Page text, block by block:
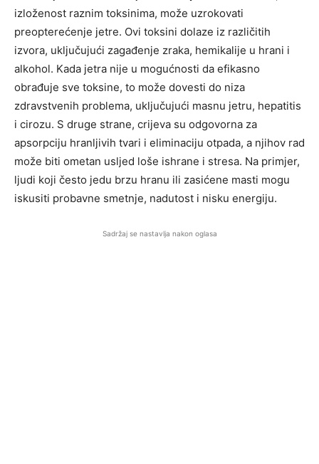
izloženost raznim toksinima, može uzrokovati
preopterećenje jetre. Ovi toksini dolaze iz različitih
izvora, uključujući zagađenje zraka, hemikalije u hrani i
alkohol. Kada jetra nije u mogućnosti da efikasno
obrađuje sve toksine, to može dovesti do niza
zdravstvenih problema, uključujući masnu jetru, hepatitis
i cirozu. S druge strane, crijeva su odgovorna za
apsorpciju hranljivih tvari i eliminaciju otpada, a njihov rad
može biti ometan usljed loše ishrane i stresa. Na primjer,
ljudi koji često jedu brzu hranu ili zasićene masti mogu
iskusiti probavne smetnje, nadutost i nisku energiju.
Sadržaj se nastavlja nakon oglasa